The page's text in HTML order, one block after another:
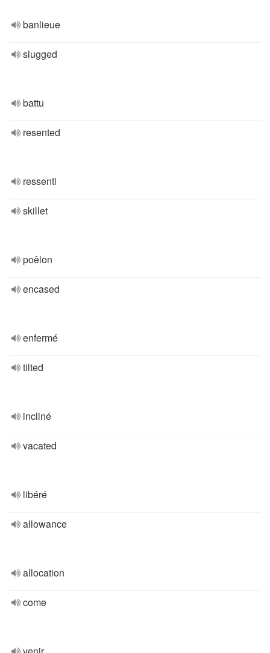
banlieue
slugged
battu
resented
ressenti
skillet
poêlon
encased
enfermé
tilted
incliné
vacated
libéré
allowance
allocation
come